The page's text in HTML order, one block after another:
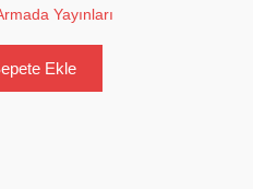
Yayınları